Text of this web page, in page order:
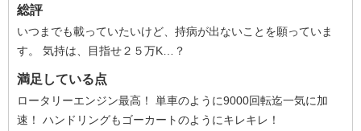
総評
いつまでも載っていたいけど、持病が出ないことを願っていま
す。 気持は、目指せ２５万K…？
満足している点
ロータリーエンジン最高！ 単車のように9000回転迄一気に加
速！ ハンドリングもゴーカートのようにキレキレ！